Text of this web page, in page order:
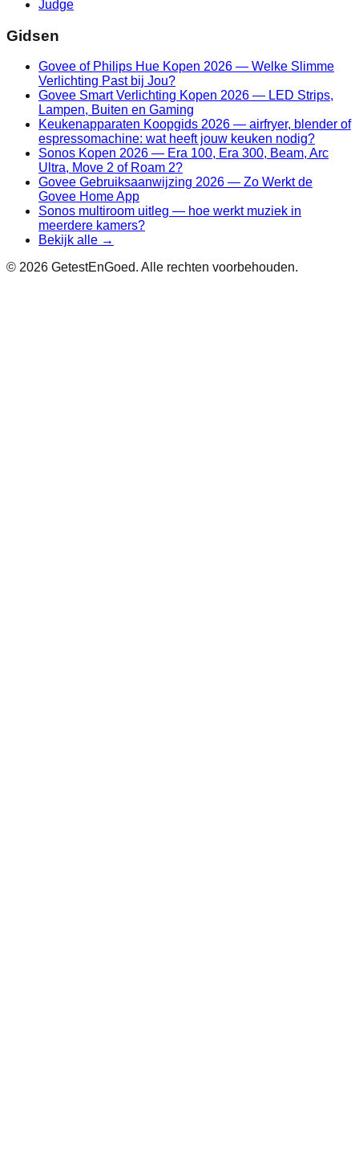
Judge
Gidsen
Govee of Philips Hue Kopen 2026 — Welke Slimme
Verlichting Past bij Jou?
Govee Smart Verlichting Kopen 2026 — LED Strips,
Lampen, Buiten en Gaming
Keukenapparaten Koopgids 2026 — airfryer, blender of
espressomachine: wat heeft jouw keuken nodig?
Sonos Kopen 2026 — Era 100, Era 300, Beam, Arc
Ultra, Move 2 of Roam 2?
Govee Gebruiksaanwijzing 2026 — Zo Werkt de
Govee Home App
Sonos multiroom uitleg — hoe werkt muziek in
meerdere kamers?
Bekijk alle →
© 2026 GetestEnGoed. Alle rechten voorbehouden.